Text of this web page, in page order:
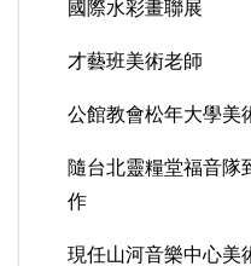
國際水彩畫聯展
才藝班美術老師
公館教會松年大學美
隨台北靈糧堂福音隊
作
現任山河音樂中心美